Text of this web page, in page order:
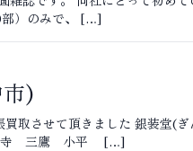
部）のみで、 […]
)
せて頂きました 銀装堂(ぎ
分寺 三鷹 小平 […]